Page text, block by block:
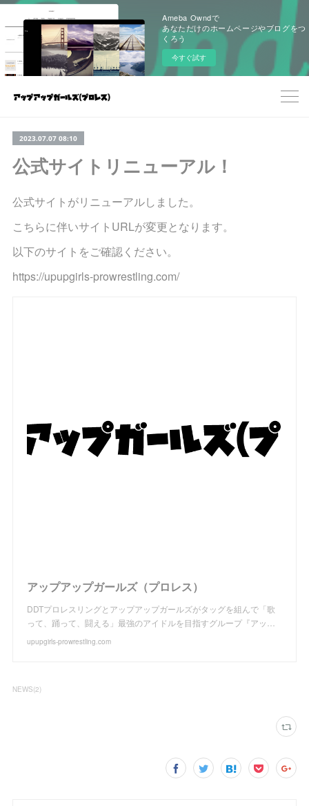
Ameba Owndで
あなただけのホームページやブログをつ
くろう
今すぐ試す
2023.07.07 08:10
公式サイトリニューアル！
公式サイトがリニューアルしました。
こちらに伴いサイトURLが変更となります。
以下のサイトをご確認ください。
https://upupgirls-prowrestling.com/
アップアップガールズ（プロレス）
DDTプロレスリングとアップアップガールズがタッグを組んで「歌
って、踊って、闘える」最強のアイドルを目指すグループ『アッ…
upupgirls-prowrestling.com
NEWS(2)